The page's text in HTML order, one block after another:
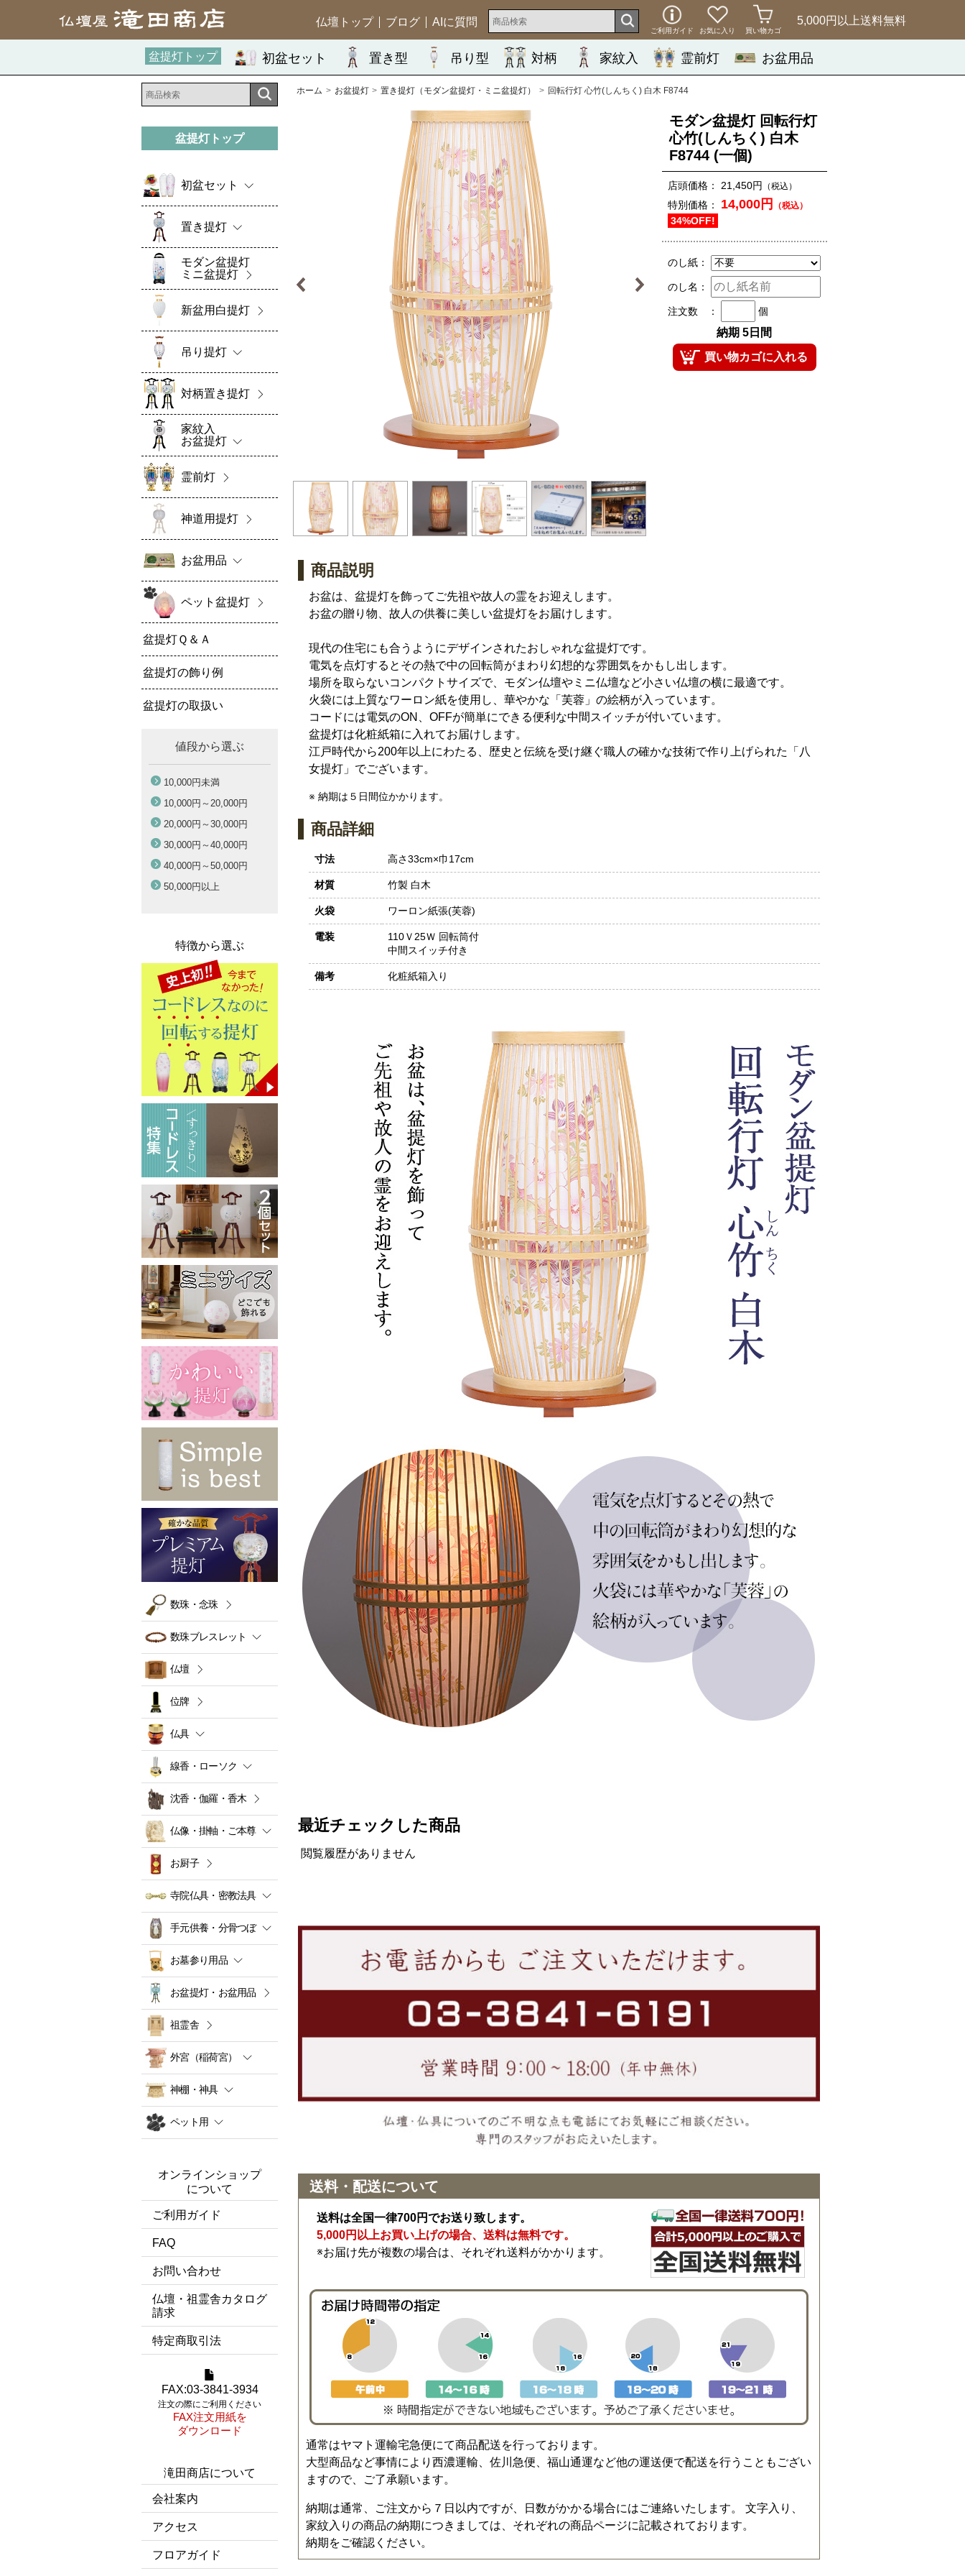
5,000円以上送料無料
ご利用ガイド お気に入り 買い物カゴ
仏壇トップ ブログ AIに質問
盆提灯トップ 初盆セット 置き型 吊り型 対柄 家紋入 霊前灯 お盆用品
ホーム お盆提灯 置き提灯（モダン盆提灯・ミニ盆提灯） 回転行灯 心竹(しんちく) 白木 F8744
モダン盆提灯 回転行灯
心竹(しんちく) 白木
F8744 (一個)
店頭価格： 21,450円 （税込）
特別価格： 14,000円 （税込）
34%OFF!
のし紙：
のし名：
注文数 ： 個
納期 5日間
商品説明
お盆は、盆提灯を飾ってご先祖や故人の霊をお迎えします。
お盆の贈り物、故人の供養に美しい盆提灯をお届けします。
現代の住宅にも合うようにデザインされたおしゃれな盆提灯です。
電気を点灯するとその熱で中の回転筒がまわり幻想的な雰囲気をかもし出します。
場所を取らないコンパクトサイズで、モダン仏壇やミニ仏壇など小さい仏壇の横に最適です。
火袋には上質なワーロン紙を使用し、華やかな「芙蓉」の絵柄が入っています。
コードには電気のON、OFFが簡単にできる便利な中間スイッチが付いています。
盆提灯は化粧紙箱に入れてお届けします。
江戸時代から200年以上にわたる、歴史と伝統を受け継ぐ職人の確かな技術で作り上げられた「八
女提灯」でございます。
※ 納期は５日間位かかります。
商品詳細
寸法 高さ33cm×巾17cm
材質 竹製 白木
火袋 ワーロン紙張(芙蓉)
電装
110Ｖ25Ｗ 回転筒付
中間スイッチ付き
備考 化粧紙箱入り
最近チェックした商品
閲覧履歴がありません
送料・配送について
送料は全国一律700円でお送り致します。
5,000円以上お買い上げの場合、送料は無料です。
※お届け先が複数の場合は、それぞれ送料がかかります。
通常はヤマト運輸宅急便にて商品配送を行っております。
大型商品など事情により西濃運輸、佐川急便、福山通運など他の運送便で配送を行うこともござい
ますので、ご了承願います。
納期は通常、ご注文から７日以内ですが、日数がかかる場合にはご連絡いたします。 文字入り、
家紋入りの商品の納期につきましては、それぞれの商品ページに記載されております。
納期をご確認ください。
盆提灯トップ
初盆セット
置き提灯
モダン盆提灯
ミニ盆提灯
新盆用白提灯
吊り提灯
対柄置き提灯
家紋入
お盆提灯
霊前灯
神道用提灯
お盆用品
ペット盆提灯
盆提灯Ｑ＆Ａ
盆提灯の飾り例
盆提灯の取扱い
値段から選ぶ
10,000円未満
10,000円～ 20,000円
20,000円～ 30,000円
30,000円～ 40,000円
40,000円～ 50,000円
50,000円 以上
特徴から選ぶ
数珠・念珠
数珠ブレスレット
仏壇
位牌
仏具
線香・ローソク
沈香・伽羅・香木
仏像・掛軸・ご本尊
お厨子
寺院仏具・密教法具
手元供養・分骨つぼ
お墓参り用品
お盆提灯・お盆用品
祖霊舎
外宮（稲荷宮）
神棚・神具
ペット用
オンラインショップ
について
ご利用ガイド
FAQ
お問い合わせ
仏壇・祖霊舎カタログ
請求
特定商取引法
FAX:03-3841-3934
注文の際にご利用ください
FAX注文用紙を
ダウンロード
滝田商店について
会社案内
アクセス
フロアガイド